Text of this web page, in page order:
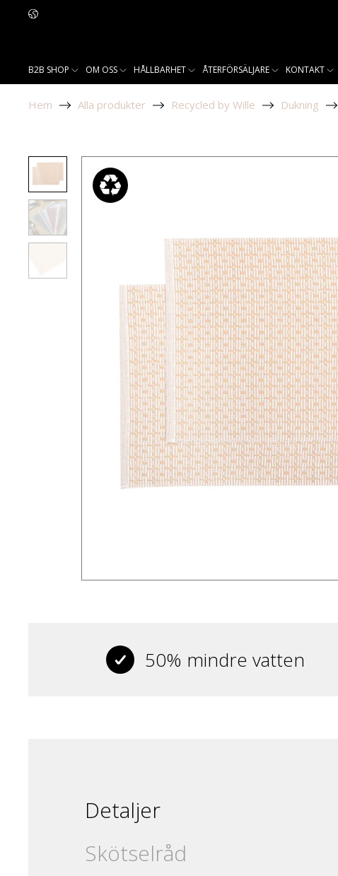
B2B SHOP OM OSS HÅLLBARHET ÅTERFÖRSÄLJARE KONTAKT
Hem Alla produkter Recycled by Wille Dukning
50% mindre vatten
Detaljer
Skötselråd